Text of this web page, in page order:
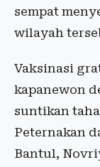
sempat
wilayah
Vaksinasi
kapanewon
suntikan
Peternakan
Bantul,